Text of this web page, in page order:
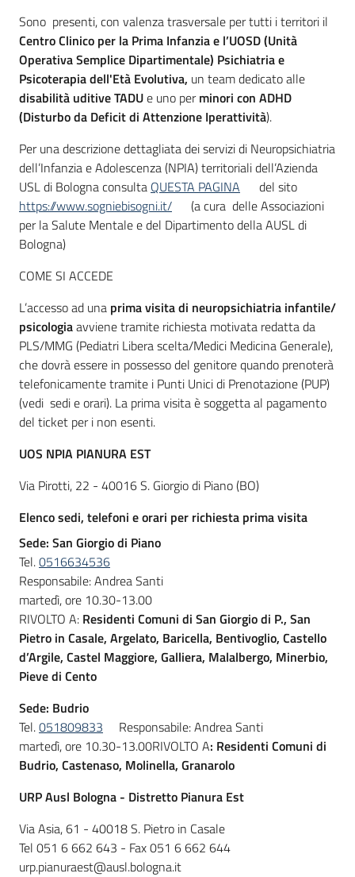
Sono presenti, con valenza trasversale per tutti i territori il
Centro Clinico per la Prima Infanzia e l’UOSD (Unità
Operativa Semplice Dipartimentale) Psichiatria e
Psicoterapia dell'Età Evolutiva, un team dedicato alle
disabilità uditive TADUe uno perminori con ADHD
(Disturbo da Deficit di Attenzione Iperattività).
Per una descrizione dettagliata dei servizi di Neuropsichiatria
dell’Infanzia e Adolescenza (NPIA) territoriali dell’Azienda
USL di Bologna consulta QUESTA PAGINA
del sito
https://www.sogniebisogni.it/
(a cura delle Associazioni
per la Salute Mentale e del Dipartimento della AUSL di
Bologna)
COME SI ACCEDE
L’accesso ad una prima visita di neuropsichiatria infantile/
psicologiaavviene tramite richiesta motivata redatta da
PLS/MMG (Pediatri Libera scelta/Medici Medicina Generale),
che dovrà essere in possesso del genitore quando prenoterà
telefonicamente tramite i Punti Unici di Prenotazione (PUP)
(vedi sedi e orari). La prima visita è soggetta al pagamento
del ticket per i non esenti.
UOS NPIA PIANURA EST
Via Pirotti, 22 - 40016 S. Giorgio di Piano (BO)
Elenco sedi, telefoni e orari per richiesta prima visita
Sede: San Giorgio di Piano
Tel.0516634536
Responsabile: Andrea Santi
martedì, ore 10.30-13.00
RIVOLTO A: Residenti Comuni di San Giorgio di P., San
Pietro in Casale, Argelato, Baricella, Bentivoglio, Castello
d’Argile, Castel Maggiore, Galliera, Malalbergo, Minerbio,
Pieve di Cento
Sede: Budrio
Tel.051809833
Responsabile: Andrea Santi
martedì, ore 10.30-13.00RIVOLTO A: Residenti Comuni di
Budrio, Castenaso, Molinella, Granarolo
URP Ausl Bologna - Distretto Pianura Est
Via Asia, 61 - 40018 S. Pietro in Casale
Tel 051 6 662 643 - Fax 051 6 662 644
urp.pianuraest@ausl.bologna.it